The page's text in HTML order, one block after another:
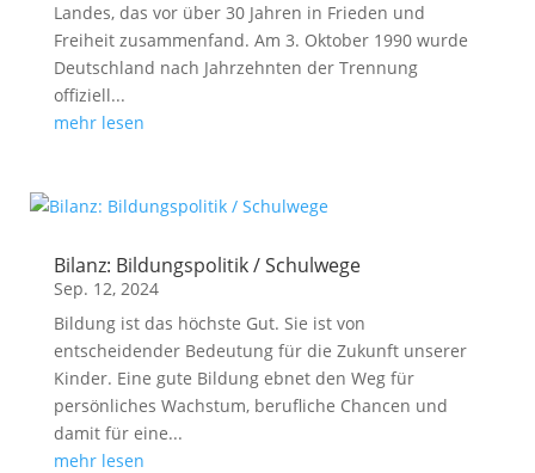
Landes, das vor über 30 Jahren in Frieden und
Freiheit zusammenfand. Am 3. Oktober 1990 wurde
Deutschland nach Jahrzehnten der Trennung
offiziell...
mehr lesen
Bilanz: Bildungspolitik / Schulwege
Sep. 12, 2024
Bildung ist das höchste Gut. Sie ist von
entscheidender Bedeutung für die Zukunft unserer
Kinder. Eine gute Bildung ebnet den Weg für
persönliches Wachstum, berufliche Chancen und
damit für eine...
mehr lesen